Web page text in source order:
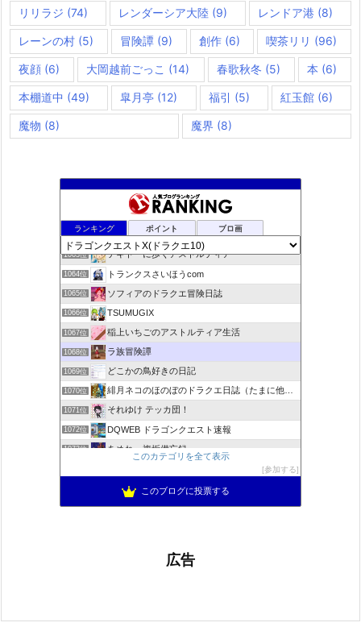
リリラジ (74) レンダーシア大陸 (9) レンドア港 (8)
レーンの村 (5) 冒険譚(9) 創作(6) 喫茶リリ (96)
夜顔 (6) 大岡越前ごっこ (14) 春歌秋冬 (5) 本 (6)
本棚道中 (49) 皐月亭 (12) 福引 (5) 紅玉館(6)
魔物 (8) 魔界 (8)
ランキング ポイント ブロ画
ドラクエ10ラウラの日常とチーム運営ブログ
1062位 デコとギュッとどわこ♪のドラクエ10冒険日記
1063位 テキトーに歩くアストルティア
1064位 トランクスさいほうcom
1065位 ソフィアのドラクエ冒険日誌
1066位 TSUMUGIX
1067位 稲上いちごのアストルティア生活
1068位 ラ族冒険譚
1069位 どこかの鳥好きの日記
1070位 緋月ネコのほのぼのドラクエ日誌（たまに他のことも書いてます)
1071位 それゆけ テッカ団！
1072位 DQWEB ドラゴンクエスト速報
1073位 あめれぃ複垢備忘録
アリアドネからのお便り『Aria de nouvelles』
このカテゴリを全て表示
参加する
このブログに投票する
広告